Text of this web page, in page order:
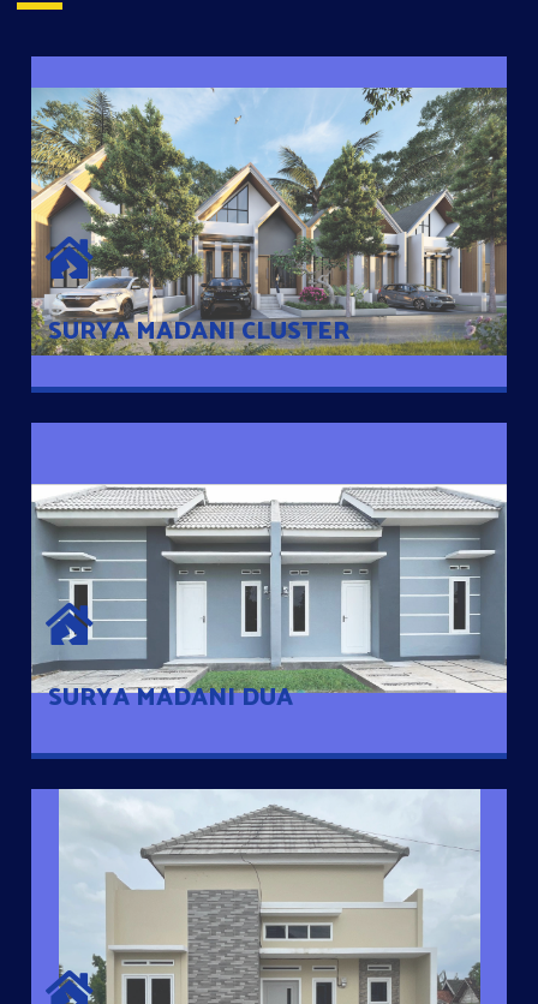
SURYA MADANI CLUSTER
SURYA MADANI CLUSTER
Desain Modern Minimalis dengan Konsep Rumah Pintar
Sehingga Memudahkan Penghuni mengakses rumahnya
dengan Ponsel
SURYA MADANI DUA
SURYA MADANI DUA
Satu-satunya Hunian nyaman dengan harga subsidi hanya 100
jutaan dengan lokasi strategis di Tuban
MANUNGGAL JAYA RESIDENCE
Cluster Exclusive dengan one Gate System, terdapat taman
mini dan memiliki jarak 200m dari jalan nasional serta dekat
dengan pusat kota